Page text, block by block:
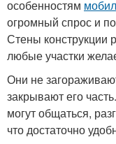
особенностям
огромный спрос и
Стены
любые участки
Они не
закрывают его
могут общаться,
что достаточно